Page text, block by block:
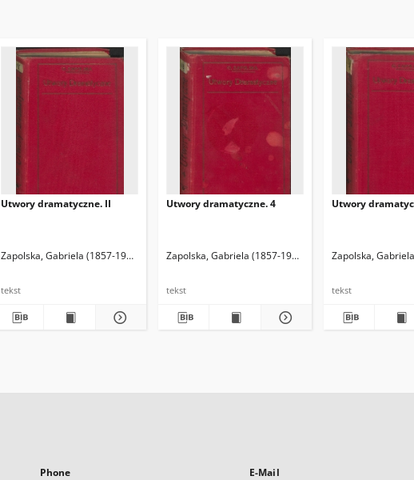
Utwory dramatyczne. II
Zapolska, Gabriela (1857-1921)
tekst
Utwory dramatyczne. 4
Zapolska, Gabriela (1857-1921)
tekst
Utwory
Zapolska,
tekst
Phone E-Mail